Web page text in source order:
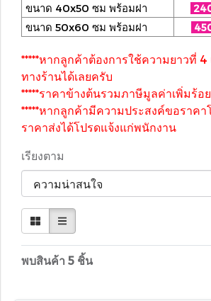
ขนาด 40x50 ซม พร้อมฝา
ขนาด 50x60 ซม พร้อมฝา
*****หากลูกค้าต้องการใช้ความยาวที่ 4
ทางร้านได้เลยครับ
*****ราคาข้างต้นรวมภาษีมูลค่าเพิ่มร้อ
*****หากลูกค้ามีความประสงค์ขอราคา
ราคาส่งได้โปรดแจ้งแก่พนักงาน
เรียงตาม
พบสินค้า 5 ชิ้น